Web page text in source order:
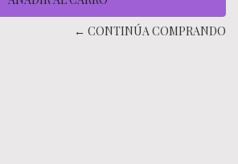
← CONTINÚA COMPRANDO